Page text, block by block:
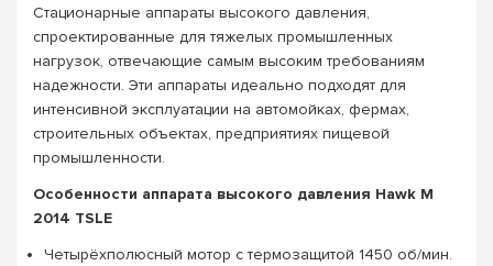
Cтационарные аппараты высокого давления,
спроектированные для тяжелых промышленных
нагрузок, отвечающие самым высоким требованиям
надежности. Эти аппараты идеально подходят для
интенсивной эксплуатации на автомойках, фермах,
строительных объектах, предприятиях пищевой
промышленности.
Особенности аппарата высокого давления Hawk M
2014 TSLE
Четырёхполюсный мотор с термозащитой 1450 об/мин.